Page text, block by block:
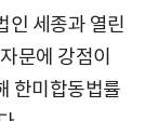
인 세종과 열린
문에 강점이
한미합동법률